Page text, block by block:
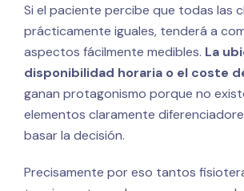
Si el paciente percibe que todas las
prácticamente iguales, tenderá a
aspectos fácilmente medibles. La
disponibilidad horaria o el coste
ganan protagonismo porque no
elementos claramente
basar la decisión.
Precisamente por eso tantos